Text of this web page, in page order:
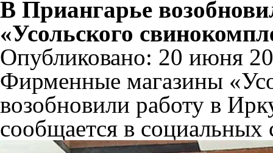
В Приангарье
«Усольского
Опубликовано: 20 июня
Фирменные магазины
возобновили работу в
сообщается в социальных